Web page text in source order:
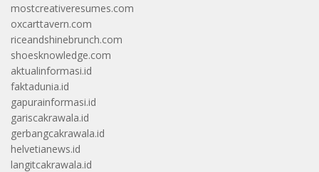
mostcreativeresumes.com
oxcarttavern.com
riceandshinebrunch.com
shoesknowledge.com
aktualinformasi.id
faktadunia.id
gapurainformasi.id
gariscakrawala.id
gerbangcakrawala.id
helvetianews.id
langitcakrawala.id